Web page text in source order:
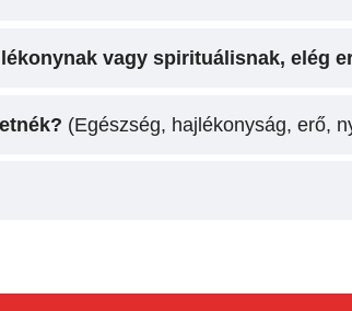
vagy spirituálisnak, elég
(Egészség, hajlékonyság, erő,